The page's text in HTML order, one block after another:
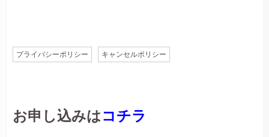
プライバシーポリシー キャンセルポリシー
お申し込みはコチラ